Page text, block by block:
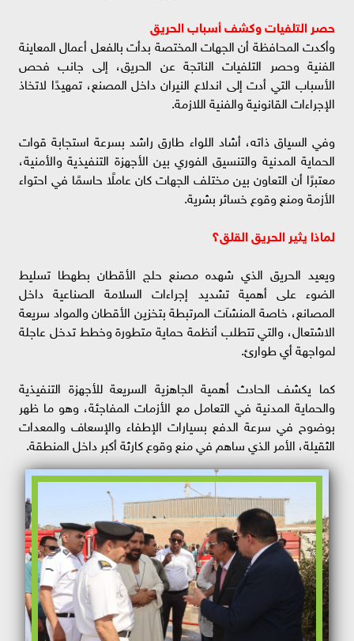
حصر التلفيات وكشف أسباب الحريق
وأكدت المحافظة أن الجهات المختصة بدأت بالفعل أعمال المعاينة
الفنية وحصر التلفيات الناتجة عن الحريق، إلى جانب فحص
الأسباب التي أدت إلى اندلاع النيران داخل المصنع، تمهيدًا لاتخاذ
الإجراءات القانونية والفنية اللازمة.
وفي السياق ذاته، أشاد اللواء طارق راشد بسرعة استجابة قوات
الحماية المدنية والتنسيق الفوري بين الأجهزة التنفيذية والأمنية،
معتبرًا أن التعاون بين مختلف الجهات كان عاملًا حاسمًا في احتواء
الأزمة ومنع وقوع خسائر بشرية.
لماذا يثير الحريق القلق؟
ويعيد الحريق الذي شهده مصنع حلج الأقطان بطهطا تسليط
الضوء على أهمية تشديد إجراءات السلامة الصناعية داخل
المصانع، خاصة المنشآت المرتبطة بتخزين الأقطان والمواد سريعة
الاشتعال، والتي تتطلب أنظمة حماية متطورة وخطط تدخل عاجلة
لمواجهة أي طوارئ.
كما يكشف الحادث أهمية الجاهزية السريعة للأجهزة التنفيذية
والحماية المدنية في التعامل مع الأزمات المفاجئة، وهو ما ظهر
بوضوح في سرعة الدفع بسيارات الإطفاء والإسعاف والمعدات
الثقيلة، الأمر الذي ساهم في منع وقوع كارثة أكبر داخل المنطقة.